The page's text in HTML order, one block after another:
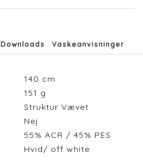
Downloads Vaskeanvisninger
140 cm
151 g
Struktur Vævet
Nej
55% ACR / 45% PES
Hvid/ off white